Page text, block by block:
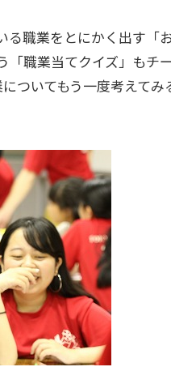
職業をとにかく出す「
職業当てクイズ」もチ
ついてもう一度考えてみ